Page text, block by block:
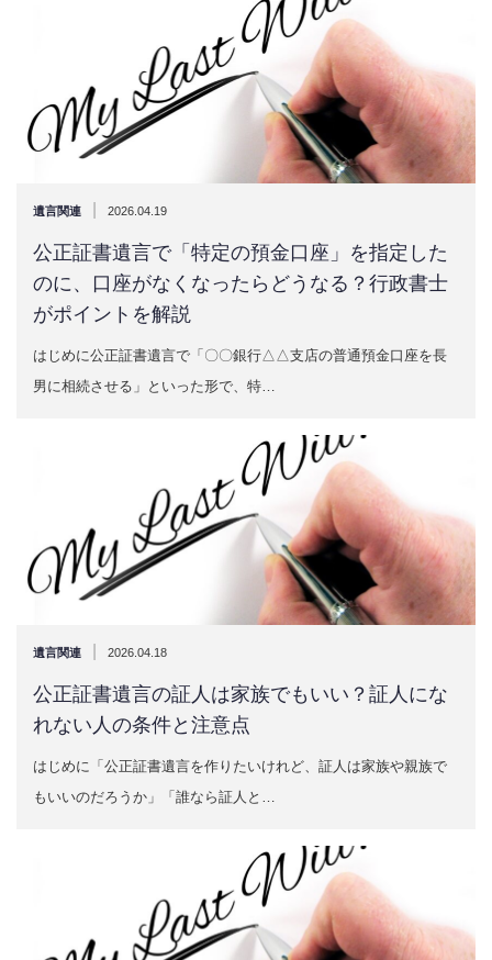
遺言関連 2026.04.19
公正証書遺言で「特定の預金口座」を指定した
のに、口座がなくなったらどうなる？行政書士
がポイントを解説
はじめに公正証書遺言で「〇〇銀行△△支店の普通預金口座を長
男に相続させる」といった形で、特…
遺言関連 2026.04.18
公正証書遺言の証人は家族でもいい？証人にな
れない人の条件と注意点
はじめに「公正証書遺言を作りたいけれど、証人は家族や親族で
もいいのだろうか」「誰なら証人と…